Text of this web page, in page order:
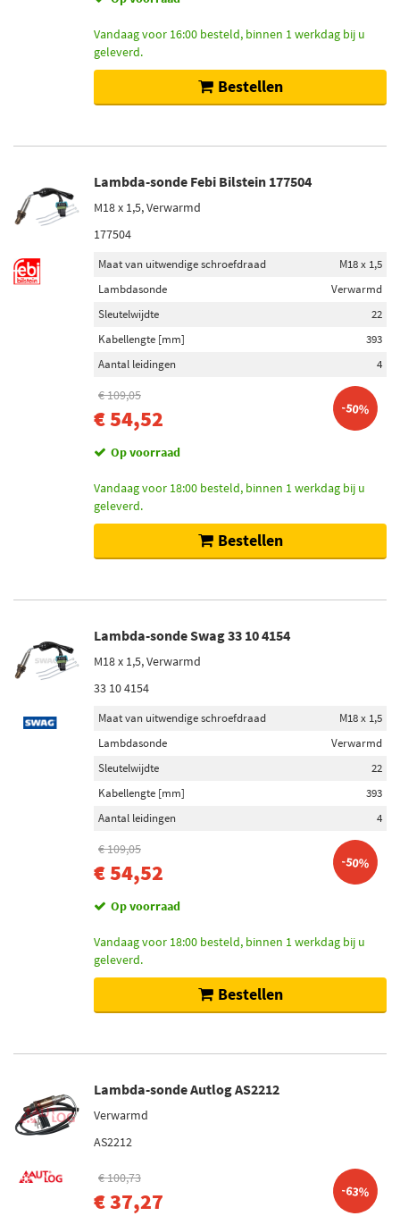
Vandaag voor 16:00 besteld, binnen 1 werkdag bij u
geleverd.
Bestellen
Lambda-sonde Febi Bilstein 177504
M18 x 1,5, Verwarmd
177504
Maat van uitwendige schroefdraad
M18 x 1,5
Lambdasonde
Verwarmd
Sleutelwijdte
22
Kabellengte [mm]
393
Aantal leidingen
4
€ 109,05
€ 54,52 -50%
Op voorraad
Vandaag voor 18:00 besteld, binnen 1 werkdag bij u
geleverd.
Bestellen
Lambda-sonde Swag 33 10 4154
M18 x 1,5, Verwarmd
33 10 4154
Maat van uitwendige schroefdraad
M18 x 1,5
Lambdasonde
Verwarmd
Sleutelwijdte
22
Kabellengte [mm]
393
Aantal leidingen
4
€ 109,05
€ 54,52 -50%
Op voorraad
Vandaag voor 18:00 besteld, binnen 1 werkdag bij u
geleverd.
Bestellen
Lambda-sonde Autlog AS2212
Verwarmd
AS2212
€ 100,73
€ 37,27 -63%